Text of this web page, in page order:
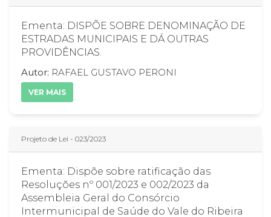
Ementa: DISPÕE SOBRE DENOMINAÇÃO DE
ESTRADAS MUNICIPAIS E DÁ OUTRAS
PROVIDÊNCIAS.
Autor: RAFAEL GUSTAVO PERONI
VER MAIS
Projeto de Lei - 023/2023
Ementa: Dispõe sobre ratificação das
Resoluções nº 001/2023 e 002/2023 da
Assembleia Geral do Consórcio
Intermunicipal de Saúde do Vale do Ribeira